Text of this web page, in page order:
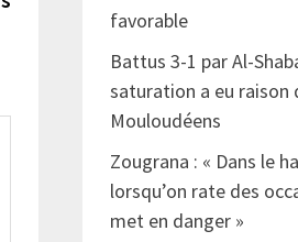
favorable
Battus 3-1 par Al-
saturation a eu raison
Mouloudéens
Zougrana : « Dans le
lorsqu’on rate des
met en danger »